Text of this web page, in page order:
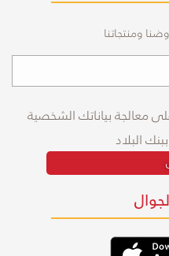
ومنتجاتنا
بياناتك الشخصية
البلاد